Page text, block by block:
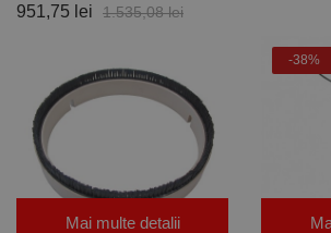
951,75 lei 1.535,08 lei
Mai multe detalii
-38%